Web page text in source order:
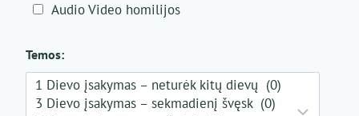
Audio Video homilijos
Temos: